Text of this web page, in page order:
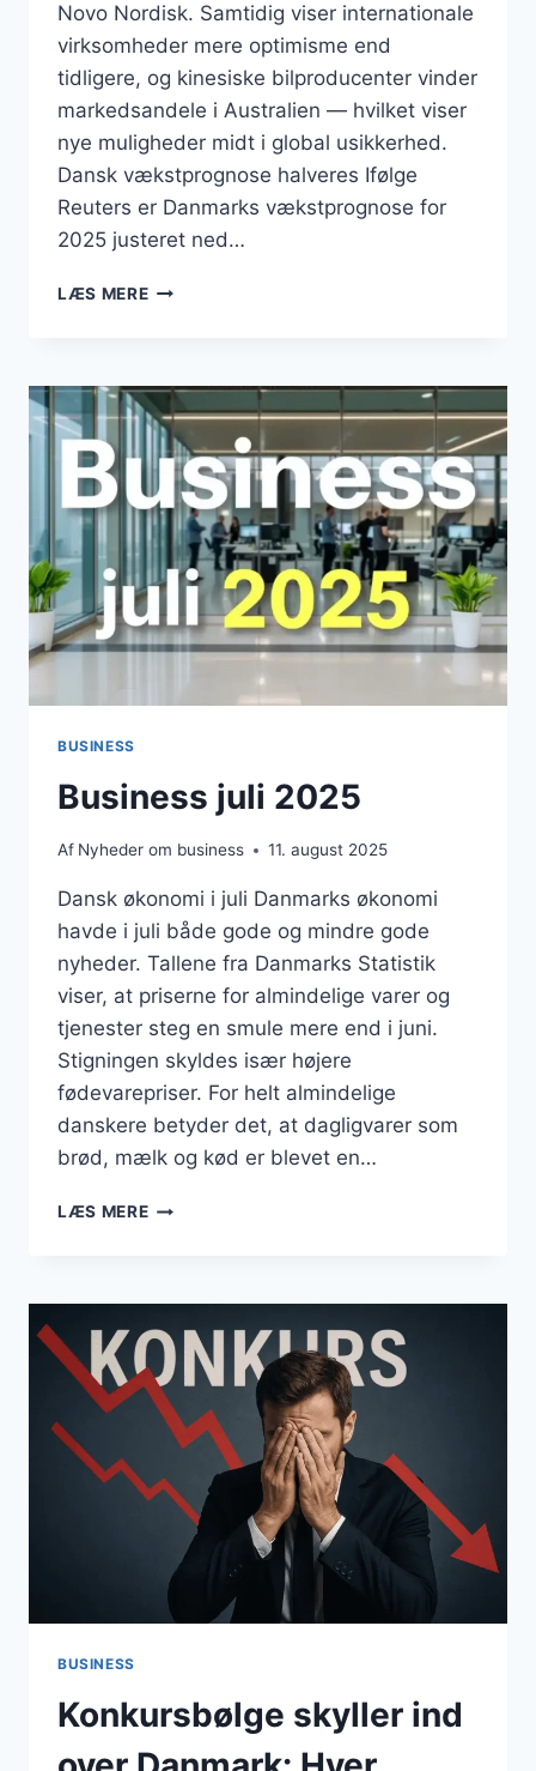
Novo Nordisk. Samtidig viser internationale
virksomheder mere optimisme end
tidligere, og kinesiske bilproducenter vinder
markedsandele i Australien — hvilket viser
nye muligheder midt i global usikkerhed.
Dansk vækstprognose halveres Ifølge
Reuters er Danmarks vækstprognose for
2025 justeret ned…
LÆS MEREBUSINESS
BUSINESS
Business juli 2025
Af Nyheder om business 11. august 2025
Dansk økonomi i juli Danmarks økonomi
havde i juli både gode og mindre gode
nyheder. Tallene fra Danmarks Statistik
viser, at priserne for almindelige varer og
tjenester steg en smule mere end i juni.
Stigningen skyldes især højere
fødevarepriser. For helt almindelige
danskere betyder det, at dagligvarer som
brød, mælk og kød er blevet en…
LÆS MEREBUSINESS
BUSINESS
Konkursbølge skyller ind